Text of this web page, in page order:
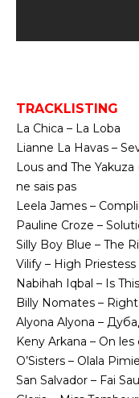
TRACKLISTING
La Chica – La Loba
Lianne La Havas –
Lous and The
ne sais pas
Leela James –
Pauline Croze –
Silly Boy Blue – The
Vilify – High Priestess
Nabihah Iqbal – Is
Billy Nomates –
Alyona Alyona –
Keny Arkana – On
O’Sisters – Olala
San Salvador – Fai